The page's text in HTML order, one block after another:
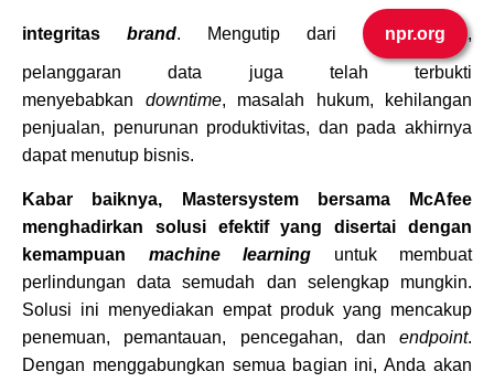
integritas brand. Mengutip dari npr.org ,
pelanggaran data juga telah terbukti
menyebabkan downtime, masalah hukum, kehilangan
penjualan, penurunan produktivitas, dan pada akhirnya
dapat menutup bisnis.
Kabar baiknya, Mastersystem bersama McAfee
menghadirkan solusi efektif yang disertai dengan
kemampuan machine learning
untuk membuat
perlindungan data semudah dan selengkap mungkin.
Solusi ini menyediakan empat produk yang mencakup
penemuan, pemantauan, pencegahan, dan endpoint.
Dengan menggabungkan semua bagian ini, Anda akan